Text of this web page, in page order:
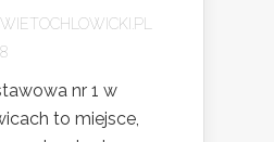
nr 1 w
to miejsce,